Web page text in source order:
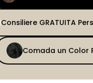
Consiliere GRATUITA
Comada un Color